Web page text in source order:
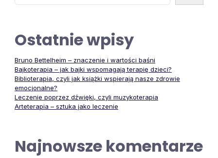
Ostatnie wpisy
Bruno Bettelheim – znaczenie i wartości baśni
Bajkoterapia – jak bajki wspomagają terapię dzieci?
Biblioterapia, czyli jak książki wspierają nasze zdrowie
emocjonalne?
Leczenie poprzez dźwięki, czyli muzykoterapia
Arteterapia – sztuka jako leczenie
Najnowsze komentarze